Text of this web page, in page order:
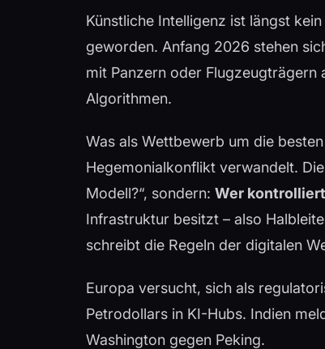
Künstliche Intelligenz ist längst
geworden. Anfang 2026 stehen
mit Panzern oder Flugzeugträgern
Algorithmen.
Was als Wettbewerb um die
Hegemonialkonflikt verwandelt.
Modell?“, sondern: Wer
Infrastruktur besitzt – also
schreibt die Regeln der digitalen
Europa versucht, sich als
Petrodollars in KI-Hubs. Indien
Washington gegen Peking.